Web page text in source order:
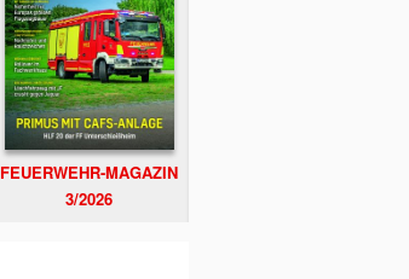
FEUERWEHR-MAGAZIN
3/2026